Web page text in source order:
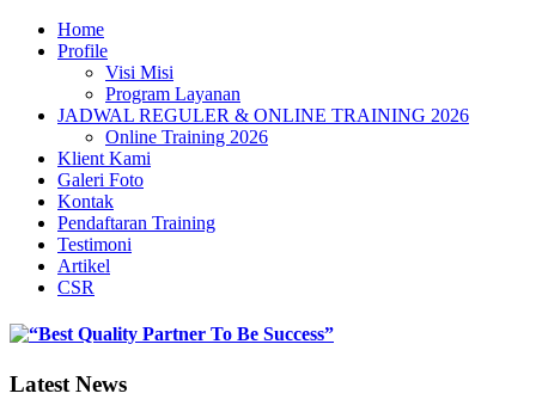
Home
Profile
Visi Misi
Program Layanan
JADWAL REGULER & ONLINE TRAINING 2026
Online Training 2026
Klient Kami
Galeri Foto
Kontak
Pendaftaran Training
Testimoni
Artikel
CSR
Latest News